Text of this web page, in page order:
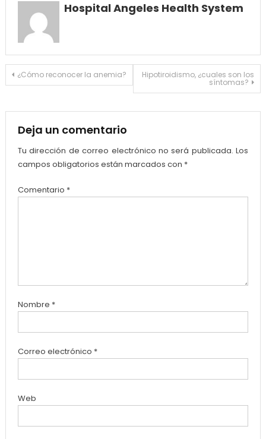
Hospital Angeles Health System
Navegación
de
¿Cómo reconocer la anemia? Hipotiroidismo, ¿cuales son los
síntomas?
Deja un comentario
Tu dirección de correo electrónico no será publicada. Los
campos obligatorios están marcados con *
Comentario *
Nombre *
Correo electrónico *
Web